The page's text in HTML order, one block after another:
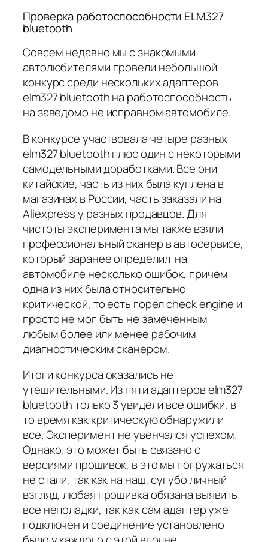
Проверка работоспособности ELM327
bluetooth
Совсем недавно мы с знакомыми
автолюбителями провели небольшой
конкурс среди нескольких адаптеров
elm327 bluetooth на работоспособность
на заведомо не исправном автомобиле.
В конкурсе участвовала четыре разных
elm327 bluetooth плюс один с некоторыми
самодельными доработками. Все они
китайские, часть из них была куплена в
магазинах в России, часть заказали на
Aliexpress у разных продавцов. Для
чистоты эксперимента мы также взяли
профессиональный сканер в автосервисе,
который заранее определил на
автомобиле несколько ошибок, причем
одна из них была относительно
критической, то есть горел check engine и
просто не мог быть не замеченным
любым более или менее рабочим
диагностическим сканером.
Итоги конкурса оказались не
утешительными. Из пяти адаптеров elm327
bluetooth только 3 увидели все ошибки, в
то время как критическую обнаружили
все. Эксперимент не увенчался успехом.
Однако, это может быть связано с
версиями прошивок, в это мы погружаться
не стали, так как на наш, сугубо личный
взгляд, любая прошивка обязана выявить
все неполадки, так как сам адаптер уже
подключен и соединение установлено